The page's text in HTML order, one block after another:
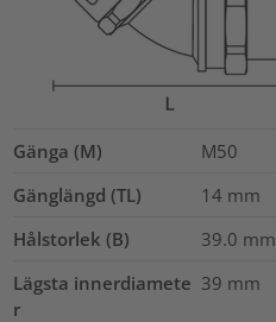
Gänga (M)
M50
Gänglängd (TL)
14 mm
Hålstorlek (B)
39.0 mm
Lägsta innerdiamete
r
39 mm